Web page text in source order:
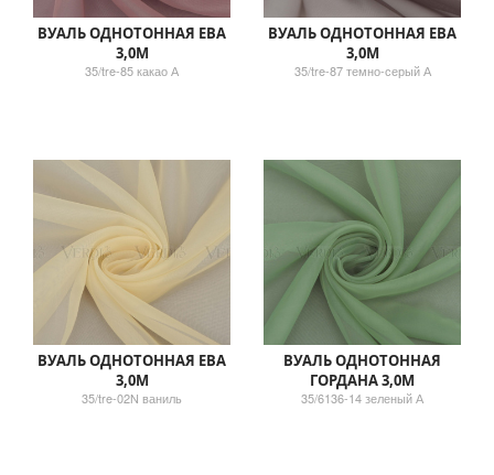
ВУАЛЬ ОДНОТОННАЯ ЕВА
3,0М
35/tre-85 какао А
ВУАЛЬ ОДНОТОННАЯ ЕВА
3,0М
35/tre-87 темно-серый А
ВУАЛЬ ОДНОТОННАЯ ЕВА
3,0М
35/tre-02N ваниль
ВУАЛЬ ОДНОТОННАЯ
ГОРДАНА 3,0М
35/6136-14 зеленый А